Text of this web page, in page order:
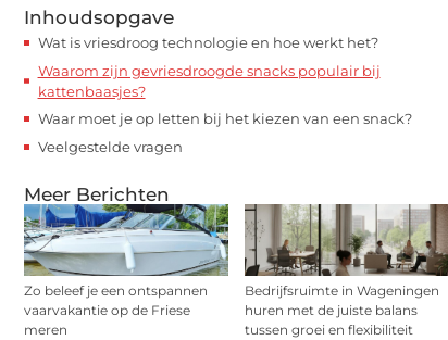
Inhoudsopgave
Wat is vriesdroog technologie en hoe werkt het?
Waarom zijn gevriesdroogde snacks populair bij
kattenbaasjes?
Waar moet je op letten bij het kiezen van een snack?
Veelgestelde vragen
Meer Berichten
Zo beleef je een ontspannen
vaarvakantie op de Friese
meren
Bedrijfsruimte in Wageningen
huren met de juiste balans
tussen groei en flexibiliteit